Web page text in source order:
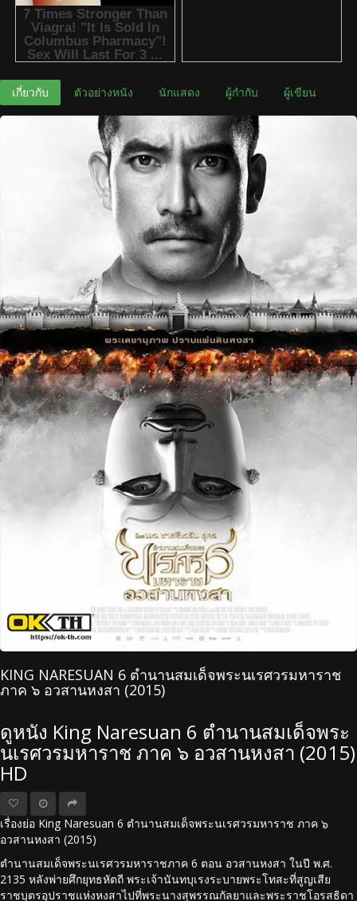
เกี่ยวกับ ตัวอย่างหนัง นักแสดง ผู้กำกับ ผู้เขียน
KING NARESUAN 6 ตำนานสมเด็จพระนเรศวรมหาราช
ภาค ๖ อวสานหงสา (2015)
ดูหนัง King Naresuan 6 ตำนานสมเด็จพระ
นเรศวรมหาราช ภาค ๖ อวสานหงสา (2015)
HD
เรื่องย่อ King Naresuan 6 ตำนานสมเด็จพระนเรศวรมหาราช ภาค ๖
อวสานหงสา (2015)
ตำนานสมเด็จพระนเรศวรมหาราชภาค 6 ตอน อวสานหงสา ในปี พ.ศ.
2135 หลังพ่ายศึกยุทธหัตถี พระเจ้านันทบุเรงระบายพระโทสะที่สูญเสีย
ราชบุตรอุปราชแห่งหงสาไปที่พระนางสุพรรณกัลยาและพระราชโอรสธิดา